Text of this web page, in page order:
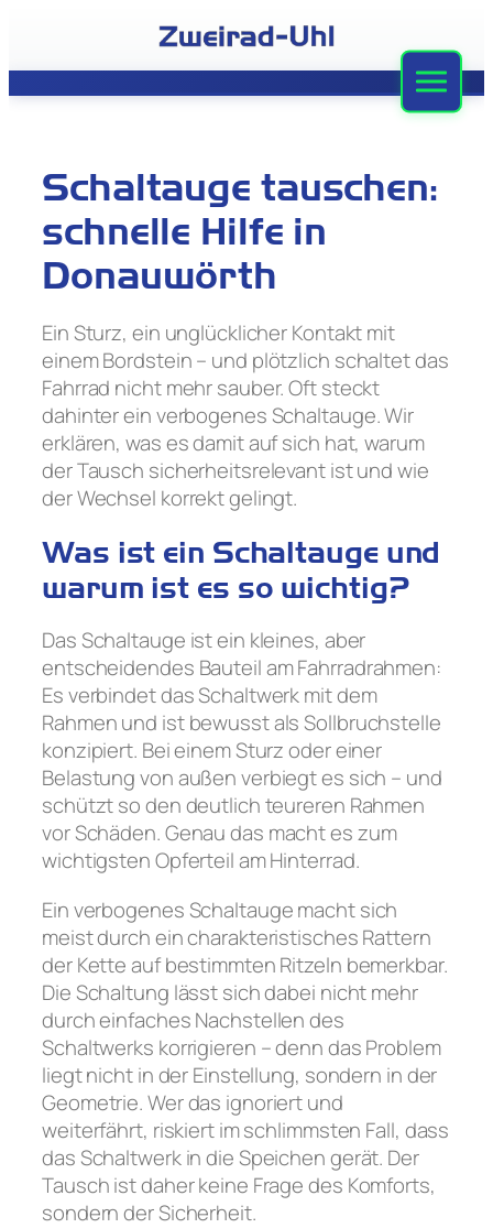
springen
Team
Kontakt
Schaltauge tauschen:
schnelle Hilfe in
Donauwörth
Ein Sturz, ein unglücklicher Kontakt mit
einem Bordstein – und plötzlich schaltet das
Fahrrad nicht mehr sauber. Oft steckt
dahinter ein verbogenes Schaltauge. Wir
erklären, was es damit auf sich hat, warum
der Tausch sicherheitsrelevant ist und wie
der Wechsel korrekt gelingt.
Was ist ein Schaltauge und
warum ist es so wichtig?
Das Schaltauge ist ein kleines, aber
entscheidendes Bauteil am Fahrradrahmen:
Es verbindet das Schaltwerk mit dem
Rahmen und ist bewusst als Sollbruchstelle
konzipiert. Bei einem Sturz oder einer
Belastung von außen verbiegt es sich – und
schützt so den deutlich teureren Rahmen
vor Schäden. Genau das macht es zum
wichtigsten Opferteil am Hinterrad.
Ein verbogenes Schaltauge macht sich
meist durch ein charakteristisches Rattern
der Kette auf bestimmten Ritzeln bemerkbar.
Die Schaltung lässt sich dabei nicht mehr
durch einfaches Nachstellen des
Schaltwerks korrigieren – denn das Problem
liegt nicht in der Einstellung, sondern in der
Geometrie. Wer das ignoriert und
weiterfährt, riskiert im schlimmsten Fall, dass
das Schaltwerk in die Speichen gerät. Der
Tausch ist daher keine Frage des Komforts,
sondern der Sicherheit.